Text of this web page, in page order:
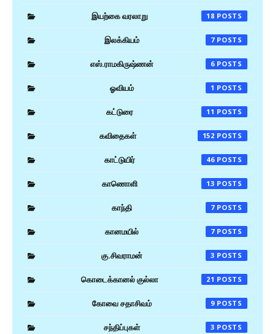
இயற்கை வரலாறு 18
இலக்கியம் 7
எஸ்.ராமகிருஷ்ணன் 6
ஓவியம் 1
கட்டுரை 11
கவிதைகள் 152
காட்டுயிர் 46
காணொளி 13
காந்தி 7
கானமயில் 7
கு.சிவராமன் 3
கொடைக்கானல் குல்லா 21
கோவை சதாசிவம் 9
சந்திப்புகள் 3